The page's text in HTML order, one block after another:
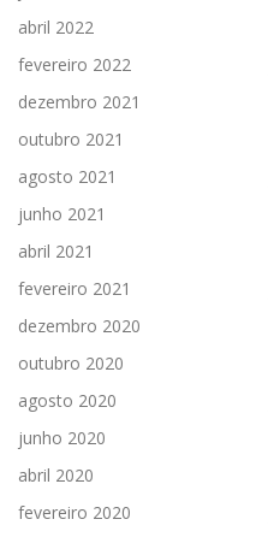
abril 2022
fevereiro 2022
dezembro 2021
outubro 2021
agosto 2021
junho 2021
abril 2021
fevereiro 2021
dezembro 2020
outubro 2020
agosto 2020
junho 2020
abril 2020
fevereiro 2020